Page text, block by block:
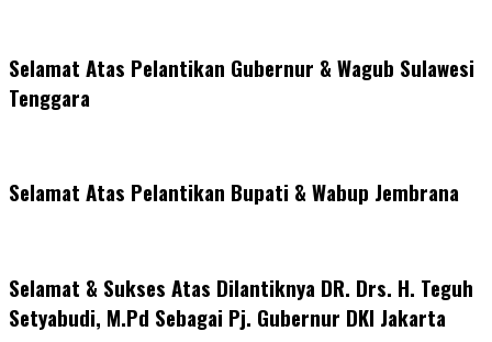
Selamat Atas Pelantikan Gubernur & Wagub Sulawesi
Tenggara
Selamat Atas Pelantikan Bupati & Wabup Jembrana
Selamat & Sukses Atas Dilantiknya DR. Drs. H. Teguh
Setyabudi, M.Pd Sebagai Pj. Gubernur DKI Jakarta